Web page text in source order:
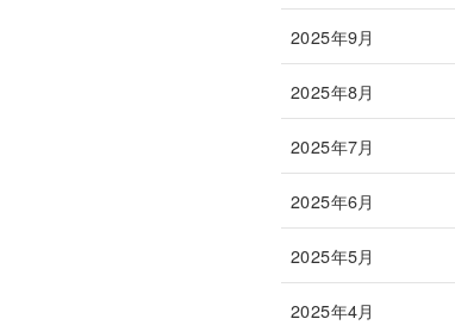
2025年9月
2025年8月
2025年7月
2025年6月
2025年5月
2025年4月